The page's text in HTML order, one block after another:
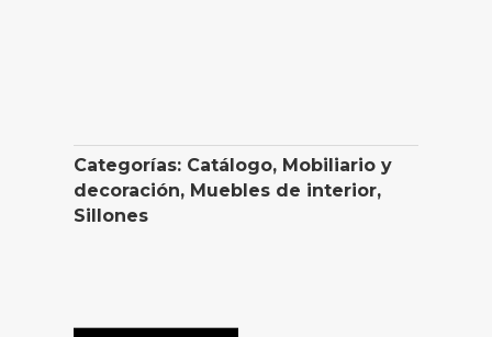
Categorías: Catálogo, Mobiliario y
decoración, Muebles de interior,
Sillones